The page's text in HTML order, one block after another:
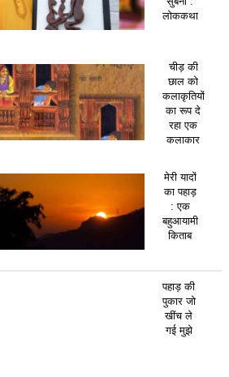
लोककथा
चीड़ की
छाल को
कलाकृतियों
का रूप दे
रहा एक
कलाकार
मेरी यादों
का पहाड़
: एक
बहुआयामी
किताब
पहाड़ की
पुकार जो
खींच ले
गई मुझे